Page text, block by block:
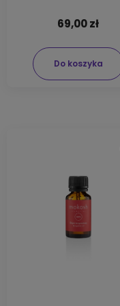
69,00 zł
Do koszyka